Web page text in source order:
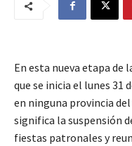
En esta nueva etapa de
que se inicia el lunes 31
en ninguna provincia
significa la suspensión
fiestas patronales y